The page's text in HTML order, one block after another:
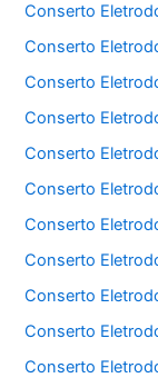
Conserto
Conserto
Conserto
Conserto
Conserto
Conserto
Conserto
Conserto
Conserto
Conserto
Conserto